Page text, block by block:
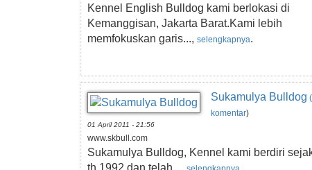
Kennel English Bulldog kami berlokasi di
Kemanggisan, Jakarta Barat.Kami lebih
memfokuskan garis..., selengkapnya.
Sukamulya Bulldog
komentar)
01 April 2011 - 21:56
www.skbull.com
Sukamulya Bulldog, Kennel kami berdiri
th 1992 dan telah...,
.